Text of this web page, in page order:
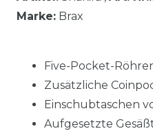
Marke: Brax
Five-Pocket-
Zusätzliche
Einschubtaschen
Aufgesetzte